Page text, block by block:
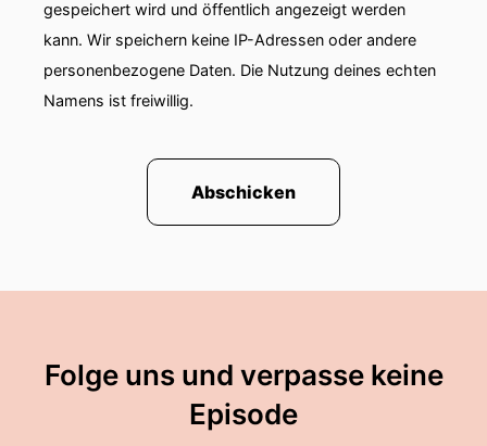
gespeichert wird und öffentlich angezeigt werden
kann. Wir speichern keine IP-Adressen oder andere
personenbezogene Daten. Die Nutzung deines echten
Namens ist freiwillig.
Abschicken
Folge uns und verpasse keine
Episode